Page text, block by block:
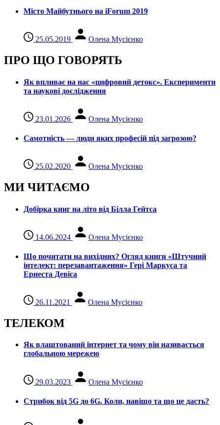
Місто Майбутнього на iForum 2019
25.05.2019 Олена Мусієнко
ПРО ЩО ГОВОРЯТЬ
Як впливає на нас «цифровий детокс». Експерименти
та наукові дослідження
23.01.2026 Олена Мусієнко
Самотність — люди яких професій під загрозою?
25.02.2020 Олена Мусієнко
МИ ЧИТАЄМО
Добірка книг на літо від Білла Гейтса
14.06.2024 Олена Мусієнко
Що почитати на вихідних? Огляд книги «Штучний
інтелект: перезавантаження» Гері Маркуса та
Ернеста Девіса
26.11.2021 Олена Мусієнко
ТЕЛЕКОМ
Як влаштований інтернет та чому він називається
глобальною мережею
29.03.2023 Олена Мусієнко
Стрибок від 5G до 6G. Коли, навіщо та що це даcть?